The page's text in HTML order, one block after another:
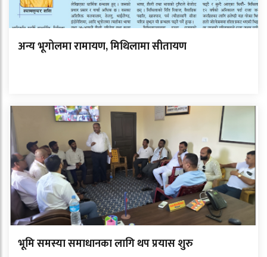
अन्य भूगोलमा रामायण, मिथिलामा सीतायण
भूमि समस्या समाधानका लागि थप प्रयास शुरु